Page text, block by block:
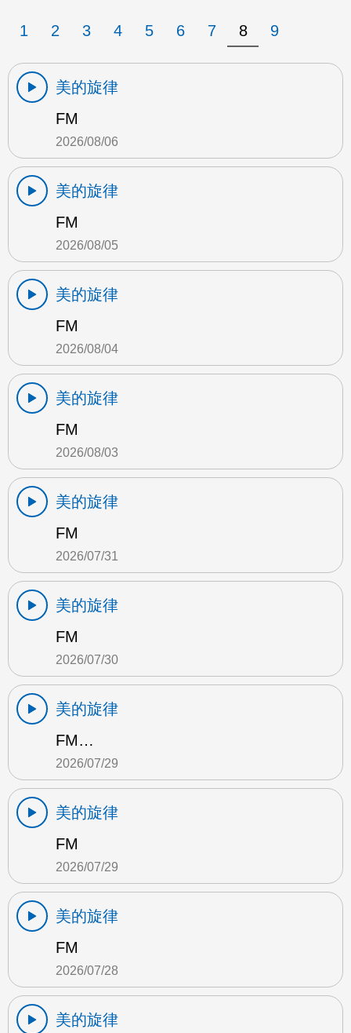
1 2 3 4 5 6 7 8 9
美的旋律
FM
2026/08/06
美的旋律
FM
2026/08/05
美的旋律
FM
2026/08/04
美的旋律
FM
2026/08/03
美的旋律
FM
2026/07/31
美的旋律
FM
2026/07/30
美的旋律
FM…
2026/07/29
美的旋律
FM
2026/07/29
美的旋律
FM
2026/07/28
美的旋律